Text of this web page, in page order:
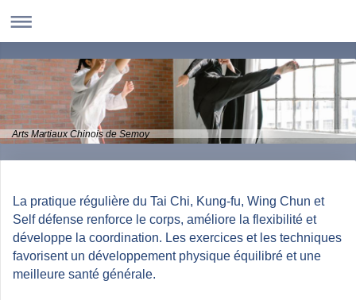
Arts Martiaux Chinois de Semoy
La pratique régulière du Tai Chi, Kung-fu, Wing Chun et
Self défense renforce le corps, améliore la flexibilité et
développe la coordination. Les exercices et les techniques
favorisent un développement physique équilibré et une
meilleure santé générale.